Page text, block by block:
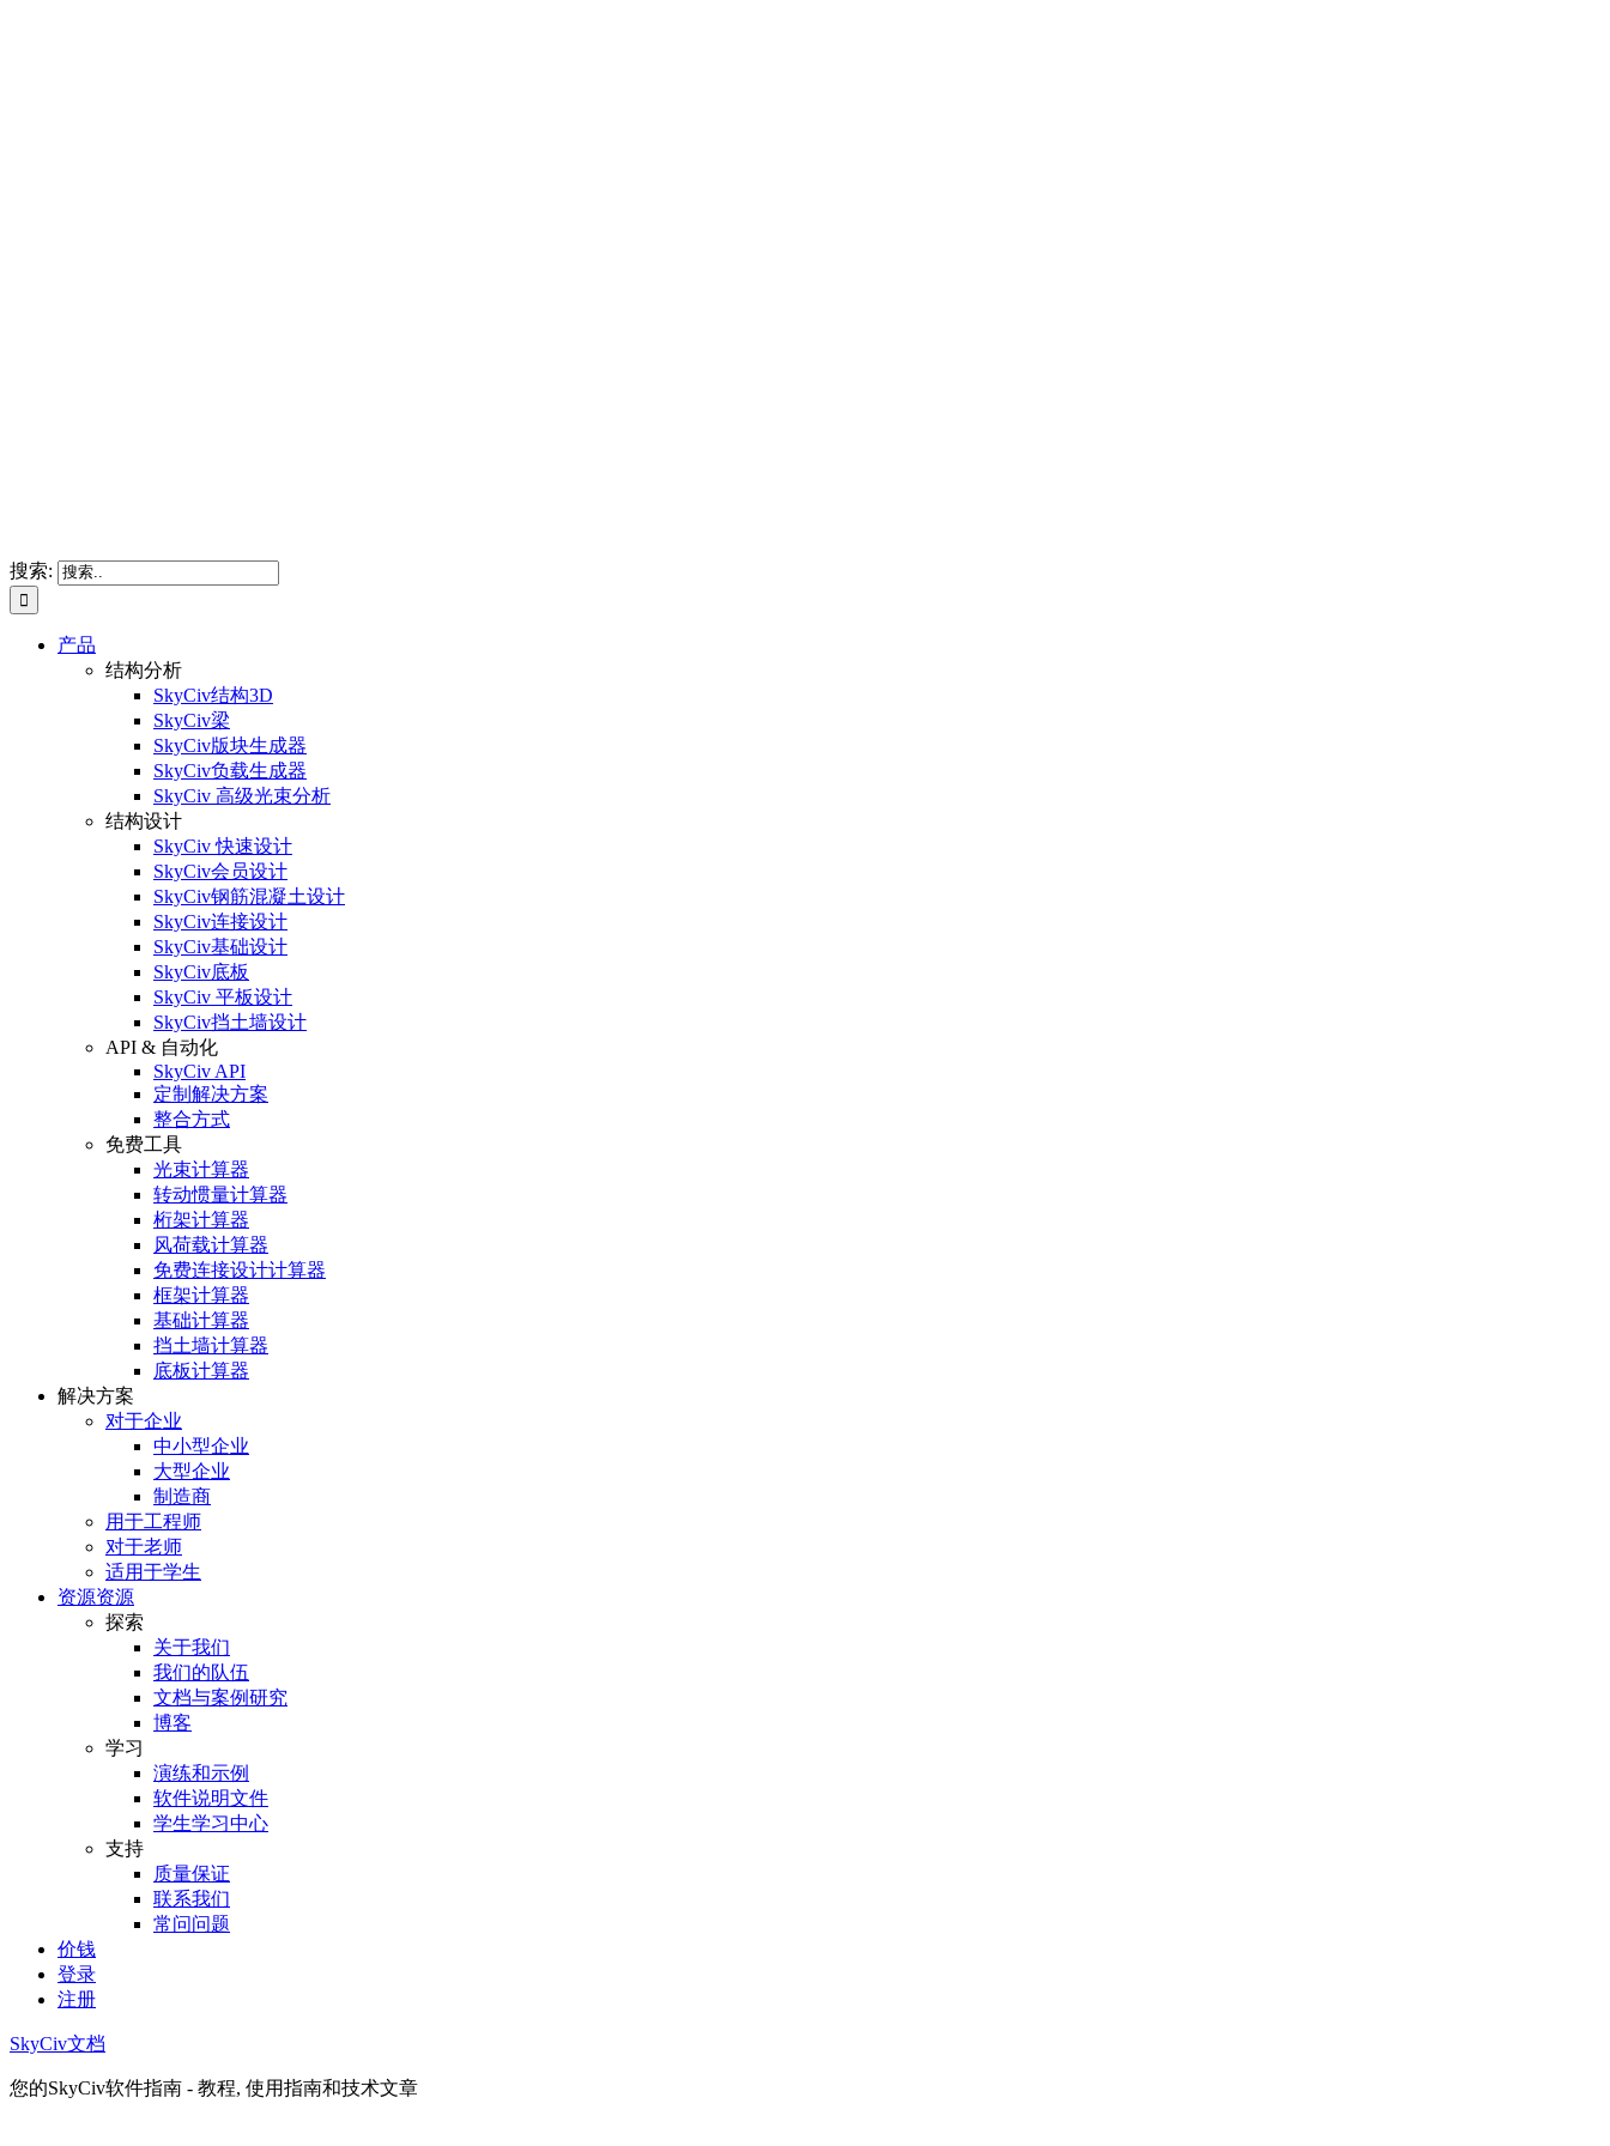
搜索:
产品
结构分析
SkyCiv结构3D
SkyCiv梁
SkyCiv版块生成器
SkyCiv负载生成器
SkyCiv 高级光束分析
结构设计
SkyCiv 快速设计
SkyCiv会员设计
SkyCiv钢筋混凝土设计
SkyCiv连接设计
SkyCiv基础设计
SkyCiv底板
SkyCiv 平板设计
SkyCiv挡土墙设计
API & 自动化
SkyCiv API
定制解决方案
整合方式
免费工具
光束计算器
转动惯量计算器
桁架计算器
风荷载计算器
免费连接设计计算器
框架计算器
基础计算器
挡土墙计算器
底板计算器
解决方案
对于企业
中小型企业
大型企业
制造商
用于工程师
对于老师
适用于学生
资源资源
探索
关于我们
我们的队伍
文档与案例研究
博客
学习
演练和示例
软件说明文件
学生学习中心
支持
质量保证
联系我们
常问问题
价钱
登录
注册
SkyCiv文档
您的SkyCiv软件指南 - 教程, 使用指南和技术文章